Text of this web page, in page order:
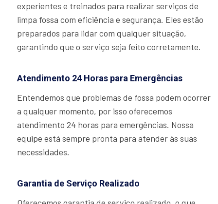
experientes e treinados para realizar serviços de
limpa fossa com eficiência e segurança. Eles estão
preparados para lidar com qualquer situação,
garantindo que o serviço seja feito corretamente.
Atendimento 24 Horas para Emergências
Entendemos que problemas de fossa podem ocorrer
a qualquer momento, por isso oferecemos
atendimento 24 horas para emergências. Nossa
equipe está sempre pronta para atender às suas
necessidades.
Garantia de Serviço Realizado